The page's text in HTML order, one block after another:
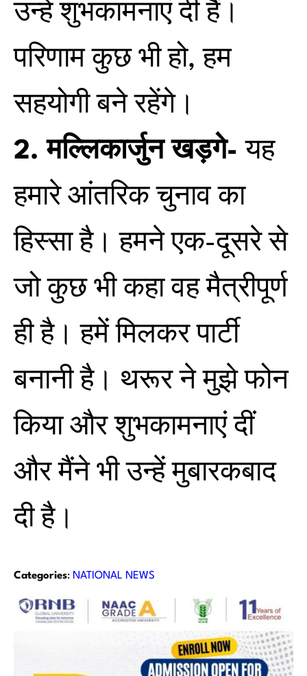
उन्हें शुभकामनाएं दी हैं।
परिणाम कुछ भी हो, हम
सहयोगी बने रहेंगे।
2. मल्लिकार्जुन खड़गे-यह
हमारे आंतरिक चुनाव का
हिस्सा है। हमने एक-दूसरे से
जो कुछ भी कहा वह मैत्रीपूर्ण
ही है। हमें मिलकर पार्टी
बनानी है। थरूर ने मुझे फोन
किया और शुभकामनाएं दीं
और मैंने भी उन्हें मुबारकबाद
दी है।
Categories: NATIONAL NEWS